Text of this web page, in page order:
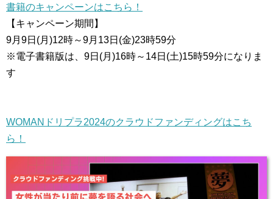
書籍のキャンペーンはこちら！
【キャンペーン期間】
9月9日(月)12時～9月13日(金)23時59分
※電子書籍版は、9日(月)16時～14日(土)15時59分になりま
す
WOMANドリプラ2024のクラウドファンディングはこち
ら！